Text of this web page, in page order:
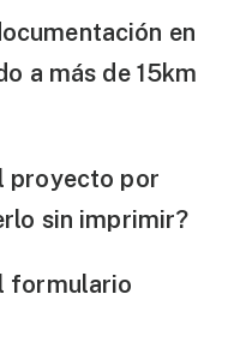
en
a más de 15km
proyecto por
sin imprimir?
formulario